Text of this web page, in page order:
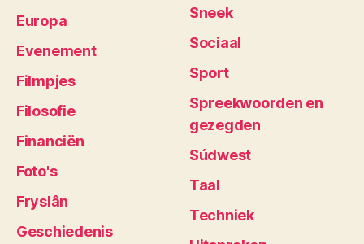
Europa
Evenement
Filmpjes
Filosofie
Financiën
Foto's
Fryslân
Geschiedenis
Sneek
Sociaal
Sport
Spreekwoorden en
gezegden
Súdwest
Taal
Techniek